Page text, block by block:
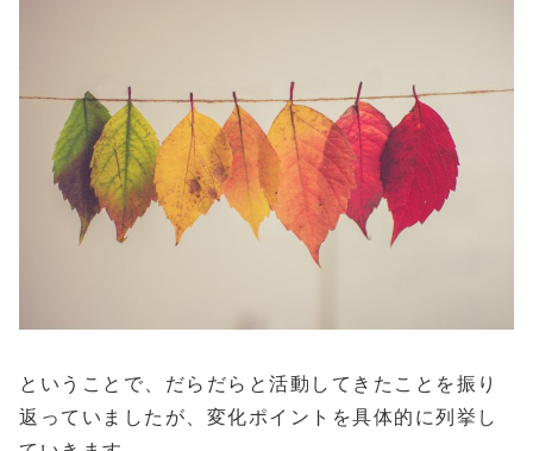
ということで、だらだらと活動してきたことを振り
返っていましたが、変化ポイントを具体的に列挙し